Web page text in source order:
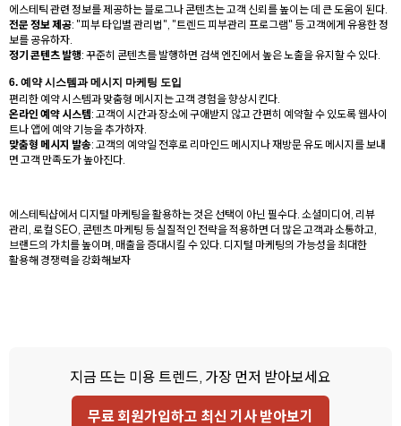
에스테틱 관련 정보를 제공하는 블로그나 콘텐츠는 고객 신뢰를 높이는 데 큰 도움이 된다.
전문 정보 제공: "피부 타입별 관리법", "트렌드 피부관리 프로그램" 등 고객에게 유용한 정
보를 공유하자.
정기 콘텐츠 발행: 꾸준히 콘텐츠를 발행하면 검색 엔진에서 높은 노출을 유지할 수 있다.
6. 예약 시스템과 메시지 마케팅 도입
편리한 예약 시스템과 맞춤형 메시지는 고객 경험을 향상시킨다.
온라인 예약 시스템: 고객이 시간과 장소에 구애받지 않고 간편히 예약할 수 있도록 웹사이
트나 앱에 예약 기능을 추가하자.
맞춤형 메시지 발송: 고객의 예약일 전후로 리마인드 메시지나 재방문 유도 메시지를 보내
면 고객 만족도가 높아진다.
에스테틱샵에서 디지털 마케팅을 활용하는 것은 선택이 아닌 필수다. 소셜미디어, 리뷰
관리, 로컬 SEO, 콘텐츠 마케팅 등 실질적인 전략을 적용하면 더 많은 고객과 소통하고,
브랜드의 가치를 높이며, 매출을 증대시킬 수 있다. 디지털 마케팅의 가능성을 최대한
활용해 경쟁력을 강화해보자
지금 뜨는 미용 트렌드, 가장 먼저 받아보세요
무료 회원가입하고 최신 기사 받아보기